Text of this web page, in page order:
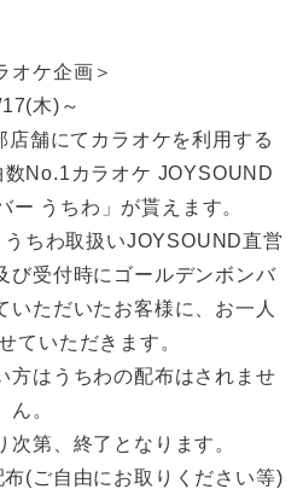
オケ企画＞
木)～
舗にてカラオケを利用する
数No.1カラオケ JOYSOUND
ー うちわ」が貰えます。
ちわ取扱いJOYSOUND直営
び受付時にゴールデンボンバ
いただいたお客様に、お一人
ていただきます。
はうちわの配布はされませ
ん。
第、終了となります。
(ご自由にお取りください等)